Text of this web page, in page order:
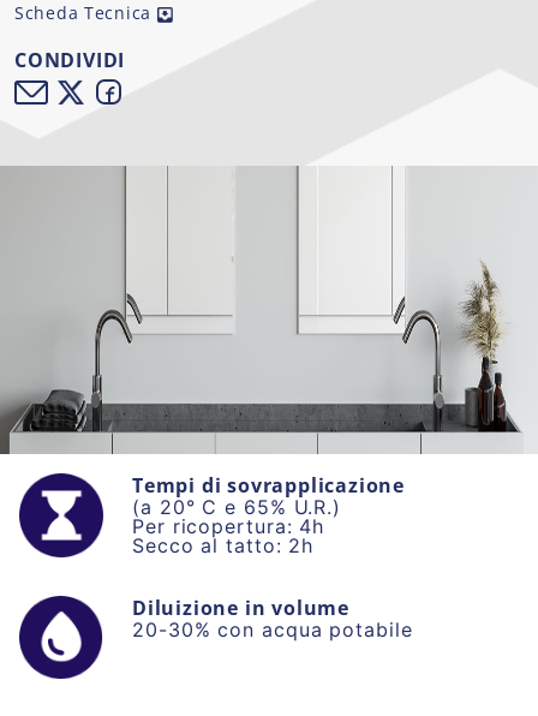
Scheda Tecnica
CONDIVIDI
Tempi di sovrapplicazione
(a 20° C e 65% U.R.)
Per ricopertura: 4h
Secco al tatto: 2h
Diluizione in volume
20-30% con acqua potabile